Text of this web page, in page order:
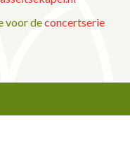
voor deconcertserie